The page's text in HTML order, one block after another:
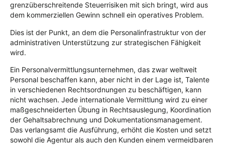
grenzüberschreitende Steuerrisiken mit sich bringt, wird aus
dem kommerziellen Gewinn schnell ein operatives Problem.
Dies ist der Punkt, an dem die Personalinfrastruktur von der
administrativen Unterstützung zur strategischen Fähigkeit
wird.
Ein Personalvermittlungsunternehmen, das zwar weltweit
Personal beschaffen kann, aber nicht in der Lage ist, Talente
in verschiedenen Rechtsordnungen zu beschäftigen, kann
nicht wachsen. Jede internationale Vermittlung wird zu einer
maßgeschneiderten Übung in Rechtsauslegung, Koordination
der Gehaltsabrechnung und Dokumentationsmanagement.
Das verlangsamt die Ausführung, erhöht die Kosten und setzt
sowohl die Agentur als auch den Kunden einem vermeidbaren